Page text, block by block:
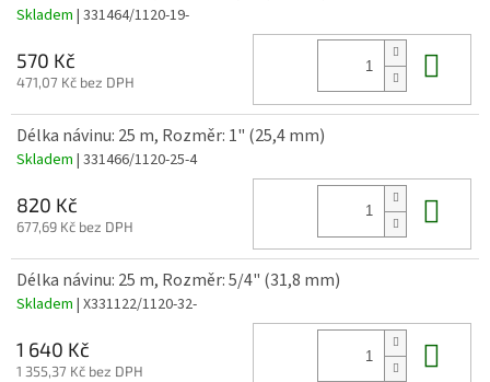
Skladem | 331464/1120-19-
570 Kč
471,07 Kč bez DPH
Délka návinu: 25 m, Rozměr: 1" (25,4 mm)
Skladem | 331466/1120-25-4
820 Kč
677,69 Kč bez DPH
Délka návinu: 25 m, Rozměr: 5/4" (31,8 mm)
Skladem | X331122/1120-32-
1 640 Kč
1 355,37 Kč bez DPH